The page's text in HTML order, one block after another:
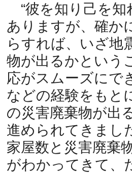
“彼を知り己を知
ありますが、確か
らすれば、いざ地
物が出るかという
応がスムーズにで
などの経験をもと
の災害廃棄物が出
進められてきまし
家屋数と災害廃棄
がわかってきて、